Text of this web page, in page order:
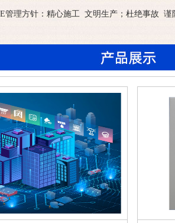
管理方针：精心施工 文明生产；杜绝事故